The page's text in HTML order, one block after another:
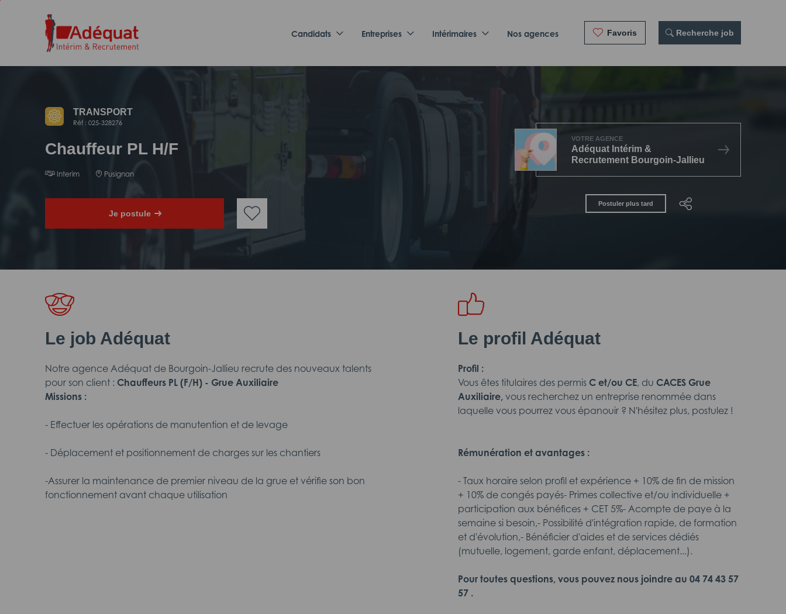
navigation
Candidats Entreprises Intérimaires Nos agences Favoris Recherche job
TRANSPORT
Réf : 025-328276
Chauffeur PL H/F
Interim Pusignan
Je postule
VOTRE AGENCE
Adéquat Intérim &
Recrutement Bourgoin-Jallieu
Postuler plus tard
Le job Adéquat
Notre agence Adéquat de Bourgoin-Jallieu recrute des nouveaux talents
pour son client : Chauffeurs PL (F/H) - Grue Auxiliaire
Missions :
- Effectuer les opérations de manutention et de levage
- Déplacement et positionnement de charges sur les chantiers
-Assurer la maintenance de premier niveau de la grue et vérifie son bon
fonctionnement avant chaque utilisation
Le profil Adéquat
Profil :
Vous êtes titulaires des permis C et/ou CE, du CACES Grue
Auxiliaire,vous recherchez un entreprise renommée dans
laquelle vous pourrez vous épanouir ? N'hésitez plus, postulez !
Rémunération et avantages :
- Taux horaire selon profil et expérience + 10% de fin de mission
+ 10% de congés payés- Primes collective et/ou individuelle +
participation aux bénéfices + CET 5%- Acompte de paye à la
semaine si besoin,- Possibilité d'intégration rapide, de formation
et d'évolution,- Bénéficier d'aides et de services dédiés
(mutuelle, logement, garde enfant, déplacement...).
Pour toutes questions, vous pouvez nous joindre au 04 74 43 57
57 .